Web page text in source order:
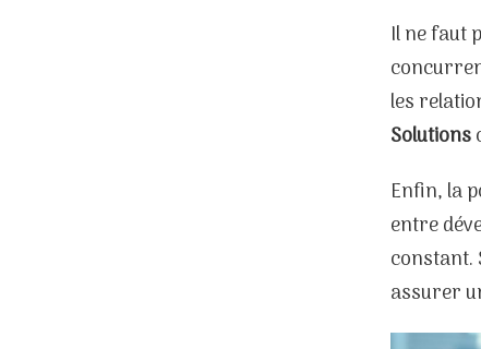
Il ne faut
les
Solutions
Enfin, la
entre
constant.
assurer